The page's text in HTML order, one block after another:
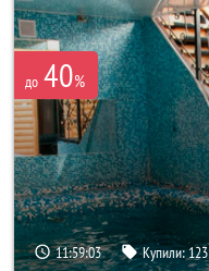
до 40%
11:59:01 Купили:123